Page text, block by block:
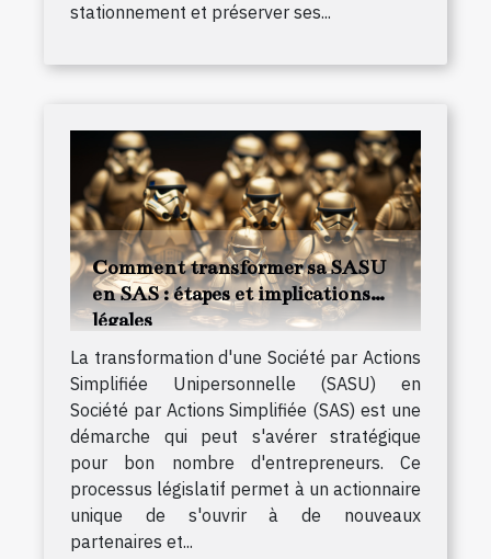
stationnement et préserver ses...
Comment transformer sa SASU
en SAS : étapes et implications
légales
La transformation d'une Société par Actions
Simplifiée Unipersonnelle (SASU) en
Société par Actions Simplifiée (SAS) est une
démarche qui peut s'avérer stratégique
pour bon nombre d'entrepreneurs. Ce
processus législatif permet à un actionnaire
unique de s'ouvrir à de nouveaux
partenaires et...